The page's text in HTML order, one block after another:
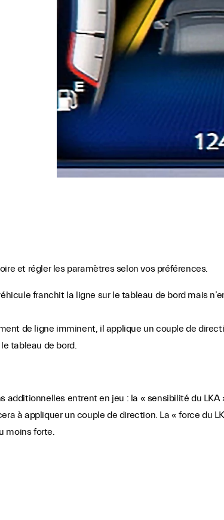
et régler les paramètres selon vos préférences.
franchit la ligne sur le tableau de bord mais
de ligne imminent, il applique un couple de
tableau de bord.
entrent en jeu : la « sensibilité du
à appliquer un couple de direction. La « force du
moins forte.